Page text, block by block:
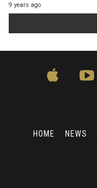
9 years ago
HOME NEWS